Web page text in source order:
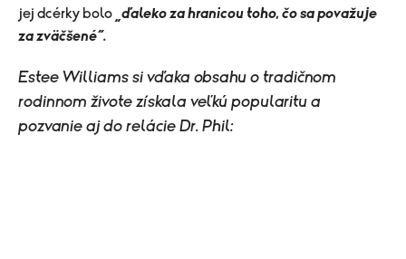
jej dcérky bolo „ďaleko za hranicou toho, čo sa považuje
za zväčšené“.
Estee Williams si vďaka obsahu o tradičnom
rodinnom živote získala veľkú popularitu a
pozvanie aj do relácie Dr. Phil: